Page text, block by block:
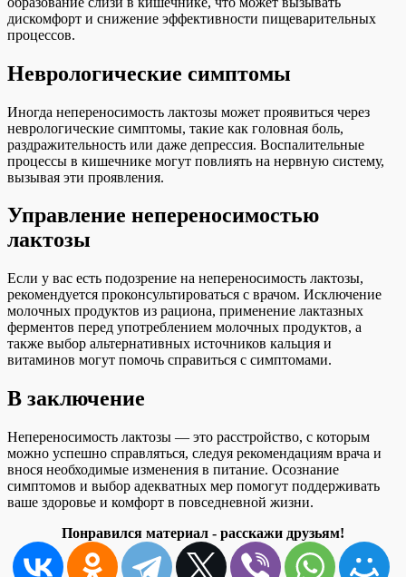
дискомфорт и снижение эффективности пищеварительных
процессов.
Неврологические симптомы
Иногда непереносимость лактозы может проявиться через
неврологические симптомы, такие как головная боль,
раздражительность или даже депрессия. Воспалительные
процессы в кишечнике могут повлиять на нервную систему,
вызывая эти проявления.
Управление непереносимостью
лактозы
Если у вас есть подозрение на непереносимость лактозы,
рекомендуется проконсультироваться с врачом. Исключение
молочных продуктов из рациона, применение лактазных
ферментов перед употреблением молочных продуктов, а
также выбор альтернативных источников кальция и
витаминов могут помочь справиться с симптомами.
В заключение
Непереносимость лактозы — это расстройство, с которым
можно успешно справляться, следуя рекомендациям врача и
внося необходимые изменения в питание. Осознание
симптомов и выбор адекватных мер помогут поддерживать
ваше здоровье и комфорт в повседневной жизни.
Понравился материал - расскажи друзьям!